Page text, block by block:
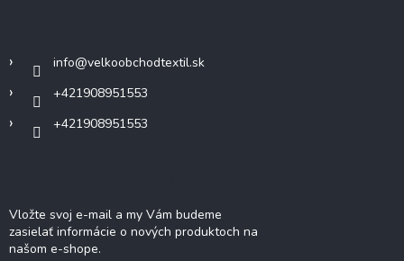
info@velkoobchodtextil.sk
+421908951553
+421908951553
Vložte svoj e-mail a my Vám budeme
zasielať informácie o nových produktoch na
našom e-shope.